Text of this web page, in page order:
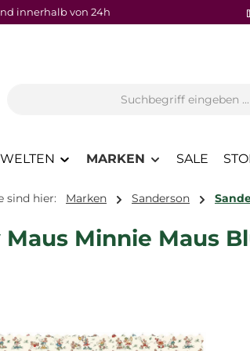
innerhalb von 24h
MARKEN SALE
sind hier: Marken Sanderson
Minnie Maus